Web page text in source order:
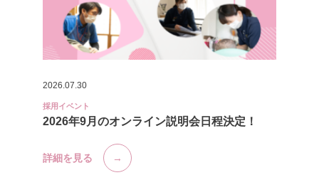
2026.07.30
採用イベント
2026年9月のオンライン説明会日程決定！
詳細を見る